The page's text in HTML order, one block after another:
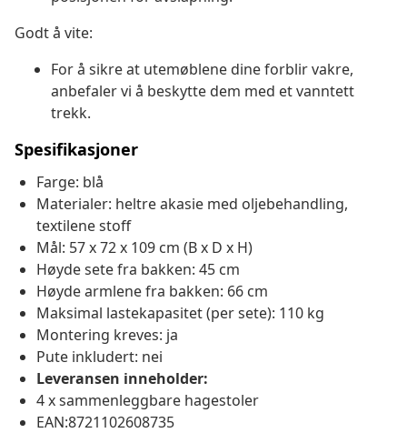
Godt å vite:
For å sikre at utemøblene dine forblir vakre,
anbefaler vi å beskytte dem med et vanntett
trekk.
Spesifikasjoner
Farge: blå
Materialer: heltre akasie med oljebehandling,
textilene stoff
Mål: 57 x 72 x 109 cm (B x D x H)
Høyde sete fra bakken: 45 cm
Høyde armlene fra bakken: 66 cm
Maksimal lastekapasitet (per sete): 110 kg
Montering kreves: ja
Pute inkludert: nei
Leveransen inneholder:
4 x sammenleggbare hagestoler
EAN:8721102608735